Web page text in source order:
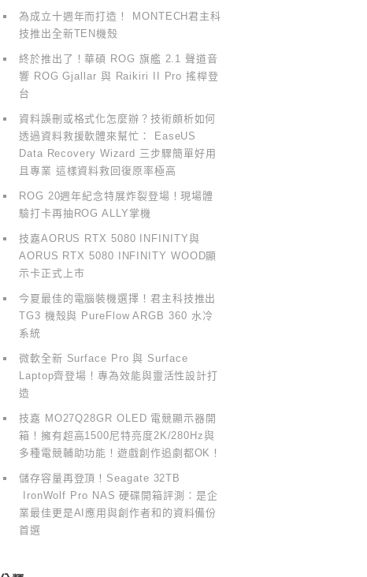
為成立十週年而打造！ MONTECH君主科
技推出全新TEN機殼
終於推出了！華碩 ROG 旗艦 2.1 聲道音
響 ROG Gjallar 與 Raikiri II Pro 搖桿登
台
資料誤刪或格式化怎麼辦？技術頗析如何
透過資料救援軟體來幫忙： EaseUS
Data Recovery Wizard 三步驟簡單好用
且專業 這樣資料救回復原率極高
ROG 20週年紀念特展炸裂登場！現場體
驗打卡再抽ROG ALLY掌機
技嘉AORUS RTX 5080 INFINITY與
AORUS RTX 5080 INFINITY WOOD顯
示卡正式上市
今夏最佳的電腦裝機選擇！君主科技推出
TG3 機殼與 PureFlow ARGB 360 水冷
系統
微軟全新 Surface Pro 與 Surface
Laptop齊登場！專為效能與靈活性設計打
造
技嘉 MO27Q28GR OLED 電競顯示器開
箱！擁有超高1500尼特亮度2K/280Hz與
多種電競輔助功能！遊戲創作追劇都OK！
儲存容量再登頂！Seagate 32TB
IronWolf Pro NAS 硬碟開箱評測：是企
業最佳更是AI應用與創作者和的資料備份
首選